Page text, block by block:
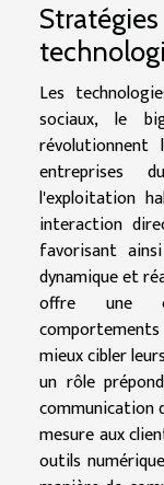
Les
sociaux, le
entreprises
l'exploitation
interaction
favorisant
dynamique et
offre une
mieux cibler
un rôle
communication
mesure aux
outils